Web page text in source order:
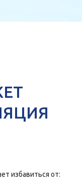
избавиться от: